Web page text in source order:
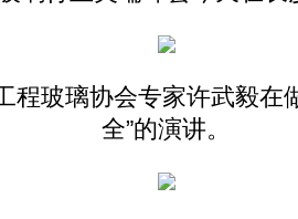
程玻璃协会专家许武毅在
全”的演讲。